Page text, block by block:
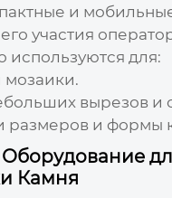
и
участия
используются для:
мозаики.
вырезов и
размеров и формы
Камня